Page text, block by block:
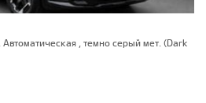
, темно серый мет. (Dark